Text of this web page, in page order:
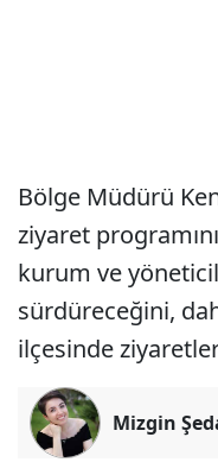
Bölge Müdürü
ziyaret
kurum ve
sürdüreceğini,
ilçesinde
Mizgin